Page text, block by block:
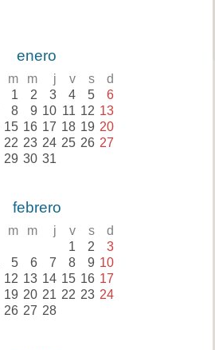
enero
m m j v s d
1 2 3 4 5 6
8 9 10 11 12 13
15 16 17 18 19 20
22 23 24 25 26 27
29 30 31
febrero
m m j v s d
1 2 3
5 6 7 8 9 10
12 13 14 15 16 17
19 20 21 22 23 24
26 27 28